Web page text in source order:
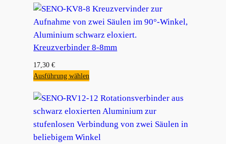
Kreuzverbinder 8-8mm
17,30€
Ausführung wählen